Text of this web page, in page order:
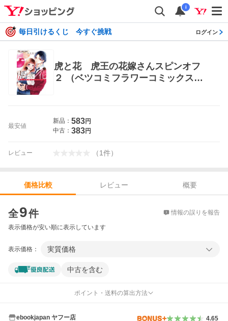
i
毎日引けるくじ 今すぐ挑戦 ログイン
虎と花 虎王の花嫁さんスピンオフ
２ （ベツコミフラワーコミックス）
最安値
新品： 583円
中古： 383円
レビュー （1件）
価格比較 レビュー
概要
全9件 情報の誤りを報告
表示価格が安い順に表示しています
表示価格： 実質価格
中古を含む
ポイント・送料の算出方法
ebookjapan ヤフー店 4.65